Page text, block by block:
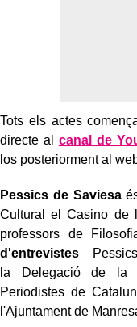
Tots els actes
directe al canal de
los posteriorment al
Pessics de Saviesa
Cultural el Casino de
professors de
d'entrevistes
la Delegació de la
Periodistes de
l'Ajuntament de